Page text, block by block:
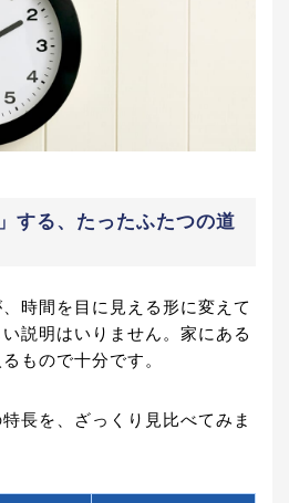
する、たったふたつの道
時間を目に見える形に変えて
説明はいりません。家にある
もので十分です。
長を、ざっくり見比べてみま